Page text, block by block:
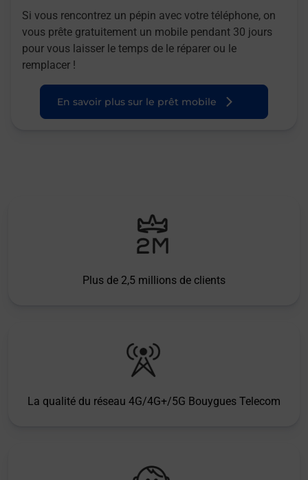
Si vous rencontrez un pépin avec votre téléphone, on
vous prête gratuitement un mobile pendant 30 jours
pour vous laisser le temps de le réparer ou le
remplacer !
En savoir plus sur le prêt mobile
Plus de 2,5 millions de clients
La qualité du réseau 4G/4G+/5G Bouygues Telecom